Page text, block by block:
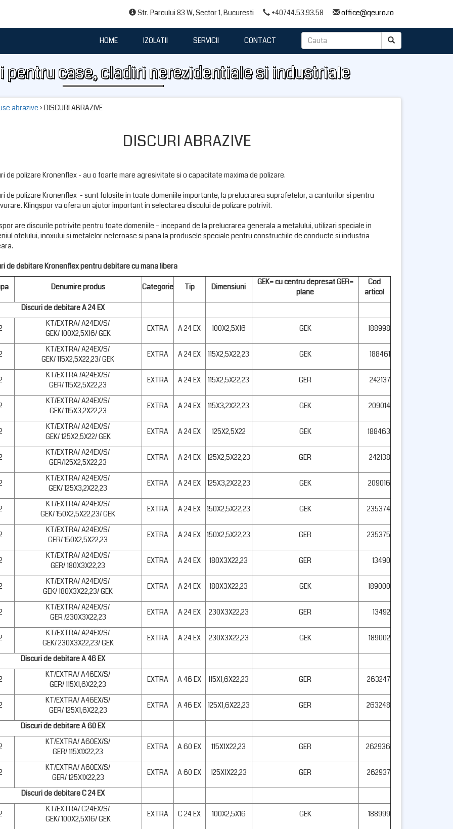
Str. Parcului 83 W, Sector 1, Bucuresti +40744.53.93.58 office@qeuro.ro
HOME IZOLATII SERVICII CONTACT
pentru case, cladiri nerezidentiale si industriale
abrazive› DISCURI ABRAZIVE
DISCURI ABRAZIVE
de polizare Kronenflex - au o foarte mare agresivitate si o capacitate maxima de polizare.
de polizare Kronenflex - sunt folosite in toate domeniile importante, la prelucrarea suprafetelor, a canturilor si pentru
Klingspor va ofera un ajutor important in selectarea discului de polizare potrivit.
are discurile potrivite pentru toate domeniile – incepand de la prelucrarea generala a metalului, utilizari speciale in
otelului, inoxului si metalelor neferoase si pana la produsele speciale pentru constructiile de conducte si industria
de debitare Kronenflex pentru debitare cu mana libera
Denumire produs Categorie Tip Dimensiuni
GEK= cu centru depresat GER=
plane
Cod
articol
Discuri de debitare A 24 EX
KT/EXTRA/ A24EX/S/
GEK/ 100X2,5X16/ GEK
EXTRA A 24 EX 100X2,5X16 GEK 188998
KT/EXTRA/ A24EX/S/
GEK/ 115X2,5X22,23/ GEK
EXTRA A 24 EX 115X2,5X22,23 GEK 188461
KT/EXTRA /A24EX/S/
GER/ 115X2,5X22,23
EXTRA A 24 EX 115X2,5X22,23 GER 242137
KT/EXTRA/ A24EX/S/
GEK/ 115X3,2X22,23
EXTRA A 24 EX 115X3,2X22,23 GEK 209014
KT/EXTRA/ A24EX/S/
GEK/ 125X2,5X22/ GEK
EXTRA A 24 EX 125X2,5X22 GEK 188463
KT/EXTRA/ A24EX/S/
GER/125X2,5X22,23
EXTRA A 24 EX 125X2,5X22,23 GER 242138
KT/EXTRA/ A24EX/S/
GEK/ 125X3,2X22,23
EXTRA A 24 EX 125X3,2X22,23 GEK 209016
KT/EXTRA/ A24EX/S/
GEK/ 150X2,5X22,23/ GEK
EXTRA A 24 EX 150X2,5X22,23 GEK 235374
KT/EXTRA/ A24EX/S/
GER/ 150X2,5X22,23
EXTRA A 24 EX 150X2,5X22,23 GER 235375
KT/EXTRA/ A24EX/S/
GER/ 180X3X22,23
EXTRA A 24 EX 180X3X22,23 GER 13490
KT/EXTRA/ A24EX/S/
GEK/ 180X3X22,23/ GEK
EXTRA A 24 EX 180X3X22,23 GEK 189000
KT/EXTRA/ A24EX/S/
GER /230X3X22,23
EXTRA A 24 EX 230X3X22,23 GER 13492
KT/EXTRA/ A24EX/S/
GEK/ 230X3X22,23/ GEK
EXTRA A 24 EX 230X3X22,23 GEK 189002
Discuri de debitare A 46 EX
KT/EXTRA/ A46EX/S/
GER/ 115X1,6X22,23
EXTRA A 46 EX 115X1,6X22,23 GER 263247
KT/EXTRA/ A46EX/S/
GER/ 125X1,6X22,23
EXTRA A 46 EX 125X1,6X22,23 GER 263248
Discuri de debitare A 60 EX
KT/EXTRA/ A60EX/S/
GER/ 115X1X22,23
EXTRA A 60 EX 115X1X22,23 GER 262936
KT/EXTRA/ A60EX/S/
GER/ 125X1X22,23
EXTRA A 60 EX 125X1X22,23 GER 262937
Discuri de debitare C 24 EX
KT/EXTRA/ C24EX/S/
GEK/ 100X2,5X16/ GEK
EXTRA C 24 EX 100X2,5X16 GEK 188999